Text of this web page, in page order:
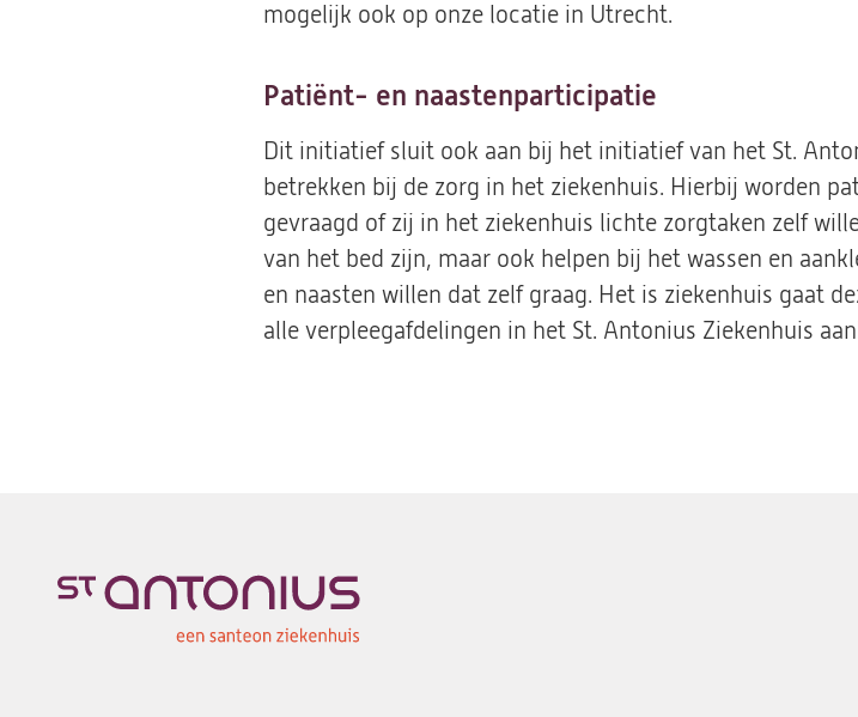
mogelijk ook op onze locatie in Utrecht.
Patiënt- en naastenparticipatie
Dit initiatief sluit ook aan bij het initiatief van het St.
betrekken bij de zorg in het ziekenhuis. Hierbij worden
gevraagd of zij in het ziekenhuis lichte zorgtaken zelf
van het bed zijn, maar ook helpen bij het wassen en
en naasten willen dat zelf graag. Het is ziekenhuis gaat
alle verpleegafdelingen in het St. Antonius Ziekenhuis